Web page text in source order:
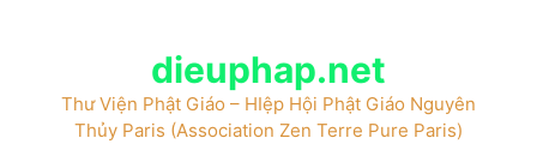
dieuphap.net
Thư Viện Phật Giáo – HIệp Hội Phật Giáo Nguyên
Thủy Paris (Association Zen Terre Pure Paris)